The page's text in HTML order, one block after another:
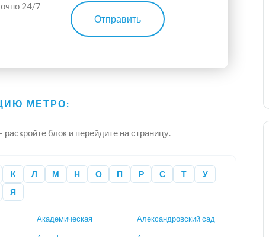
24/7
Отправить
МЕТРО:
блок и перейдите на страницу.
К Л М Н О П Р С Т
У
Я
Академическая Александровский сад